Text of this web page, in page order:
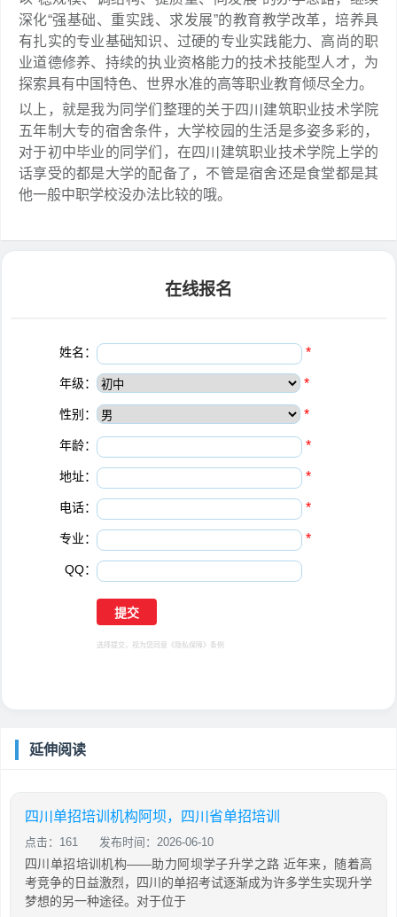
深化“强基础、重实践、求发展”的教育教学改革，培养具
有扎实的专业基础知识、过硬的专业实践能力、高尚的职
业道德修养、持续的执业资格能力的技术技能型人才，为
探索具有中国特色、世界水准的高等职业教育倾尽全力。
以上，就是我为同学们整理的关于四川建筑职业技术学院
五年制大专的宿舍条件，大学校园的生活是多姿多彩的，
对于初中毕业的同学们，在四川建筑职业技术学院上学的
话享受的都是大学的配备了，不管是宿舍还是食堂都是其
他一般中职学校没办法比较的哦。
在线报名
姓名： *
年级： *
性别： *
年龄： *
地址： *
电话： *
专业： *
QQ：
选择提交，视为您同意 《隐私保障》 条例
延伸阅读
四川单招培训机构阿坝，四川省单招培训
点击：161 发布时间：2026-06-10
四川单招培训机构——助力阿坝学子升学之路 近年来，随着高
考竞争的日益激烈，四川的单招考试逐渐成为许多学生实现升学
梦想的另一种途径。对于位于